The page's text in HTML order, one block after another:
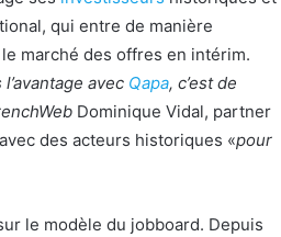
qui entre de manière
marché des offres en intérim.
avec Qapa, c’est de
Dominique Vidal, partner
des acteurs historiques «pour
le modèle du jobboard. Depuis